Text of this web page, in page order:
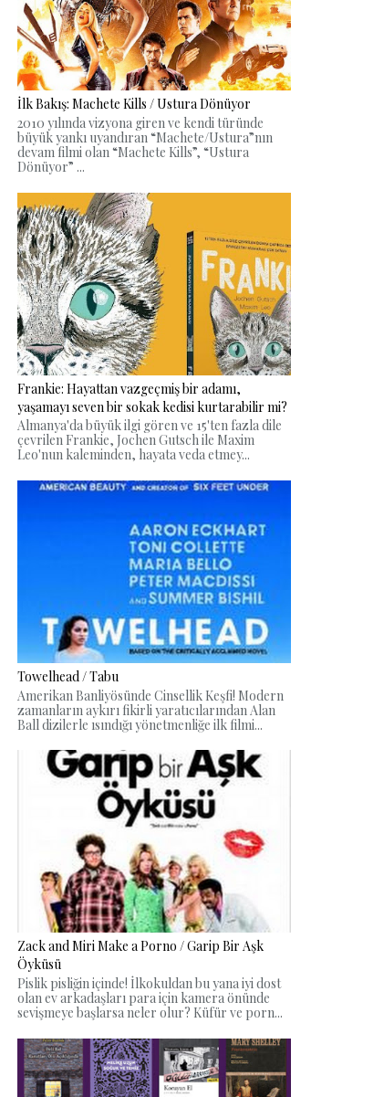
İlk Bakış: Machete Kills / Ustura Dönüyor
2010 yılında vizyona giren ve kendi türünde
büyük yankı uyandıran “Machete/Ustura”nın
devam filmi olan “Machete Kills”, “Ustura
Dönüyor” ...
Frankie: Hayattan vazgeçmiş bir adamı,
yaşamayı seven bir sokak kedisi kurtarabilir mi?
Almanya'da büyük ilgi gören ve 15'ten fazla dile
çevrilen Frankie, Jochen Gutsch ile Maxim
Leo'nun kaleminden, hayata veda etmey...
Towelhead / Tabu
Amerikan Banliyösünde Cinsellik Keşfi! Modern
zamanların aykırı fikirli yaratıcılarından Alan
Ball dizilerle ısındığı yönetmenliğe ilk filmi...
Zack and Miri Make a Porno / Garip Bir Aşk
Öyküsü
Pislik pisliğin içinde! İlkokuldan bu yana iyi dost
olan ev arkadaşları para için kamera önünde
sevişmeye başlarsa neler olur? Küfür ve porn...